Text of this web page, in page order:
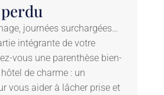
journées surchargées…
intégrante de votre
vous une parenthèse bien-
de charme : un
vous aider à lâcher prise et